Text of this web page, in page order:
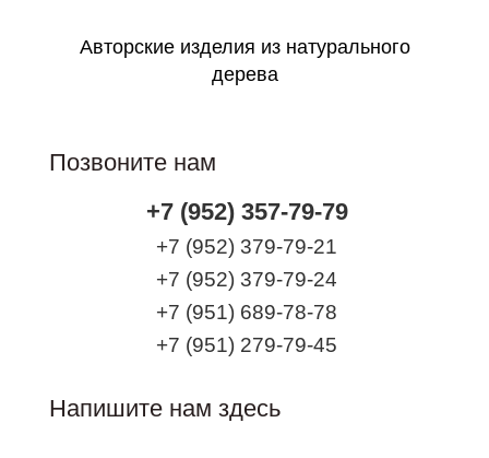
Авторские изделия из натурального
дерева
Позвоните нам
+7 (952) 357-79-79
+7 (952) 379-79-21
+7 (952) 379-79-24
+7 (951) 689-78-78
+7 (951) 279-79-45
Напишите нам здесь